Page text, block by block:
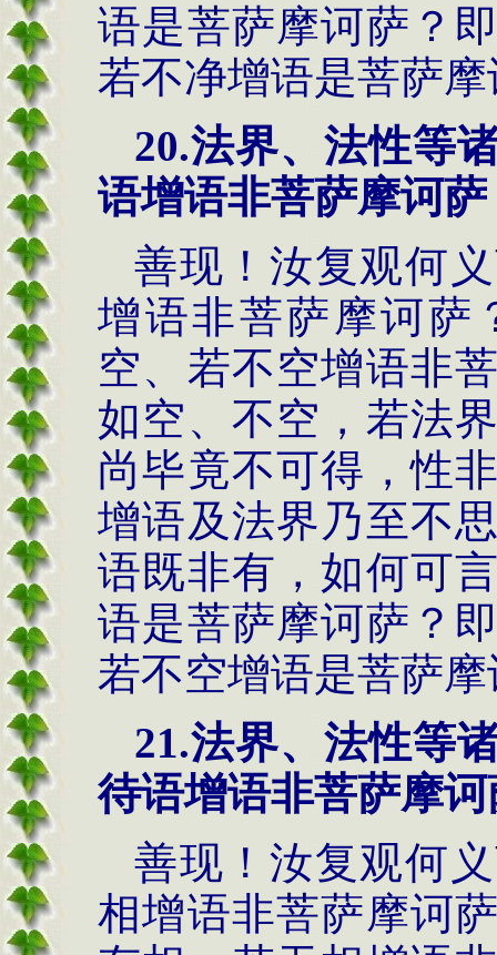
语是菩萨摩诃萨？
若不净增语是菩萨
20.法界、法性等
语增语非菩萨摩诃萨
善现！汝复观何
增语非菩萨摩诃萨
空、若不空增语非
如空、不空，若法
尚毕竟不可得，性
增语及法界乃至不
语既非有，如何可
语是菩萨摩诃萨？
若不空增语是菩萨
21.法界、法性等
待语增语非菩萨摩诃
善现！汝复观何
相增语非菩萨摩诃